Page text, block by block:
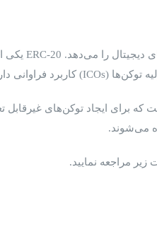
می‌شوند.
مراجعه نمایید.